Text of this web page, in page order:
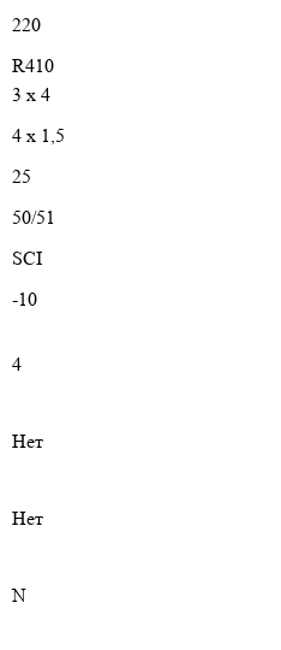
220
R410
3 х 4
4 х 1,5
25
50/51
SCI
-10
4
Нет
Нет
N